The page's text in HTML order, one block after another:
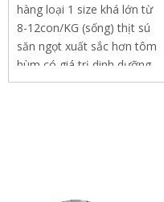
hàng loại 1 size khá lớn từ
8-12con/KG (sống) thịt sú
săn ngọt xuất sắc hơn tôm
hùm có giá trị dinh dưỡng
cao giàu canxi, protein..Món